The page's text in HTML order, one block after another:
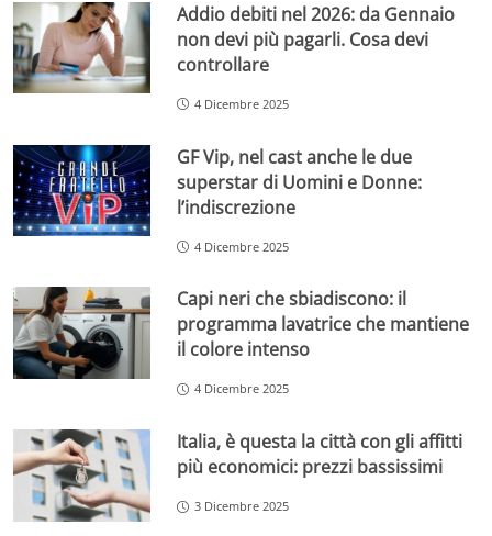
Addio debiti nel 2026: da Gennaio
non devi più pagarli. Cosa devi
controllare
4 Dicembre 2025
GF Vip, nel cast anche le due
superstar di Uomini e Donne:
l’indiscrezione
4 Dicembre 2025
Capi neri che sbiadiscono: il
programma lavatrice che mantiene
il colore intenso
4 Dicembre 2025
Italia, è questa la città con gli affitti
più economici: prezzi bassissimi
3 Dicembre 2025